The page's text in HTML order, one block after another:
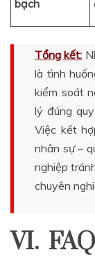
bạch
Tổng kết:
là tình
kiểm soát
lý đúng
Việc kết
nhân sự –
nghiệp
chuyên
VI.